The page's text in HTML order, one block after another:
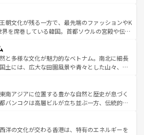
わってほしい。 なお、新着のハワイ情報
ツ一覧を参照してほしい。
ティビティも充実しており、サーフィンやダイ
イキングなど、アウトドア好きにはたまらな
トラリアの多彩な魅力を存分に味わいつくそ
しい。
つな山岳地帯である台湾東部など、都市の喧騒
けさが共存しており、訪れる人に新しい発見と
らしてくれる。また、奥深い台湾の食文化も魅
と評判のスイーツなど、バラエティ豊かな料理
が味わえる。 なお、新着の台湾情報は コンテンツ一覧を参
い。
朝文化が残る一方で、最先端のファッションやK
界を席巻している韓国。首都ソウルの宮殿や伝統
足を延ばせば四季折々の自然美を楽しむことが
して、キムチや焼肉、絶品のストリートフード
ざまな韓国料理が待っている。夜には、韓国な
まれながら、韓国の多彩な魅力を心ゆくまで味
わってみてほしい。 なお、新着の韓国情報はコンテンツ一
てほしい。
と多様な文化が魅力的なベトナム。南北に細長
土には、広大な田園風景や青々とした山々、世
と共に伝統が息づく。ハノイの古い町並みやホ
のフランス統治時代の建物も、独特の雰囲気を
いる。また、バラエティの豊かさとおいしさで
ーやバインミー、ベトナムコーヒーなどは、ぜ
わいたい。どの地域を訪れてもあたたかい人々
南アジアに位置する豊かな自然と歴史が息づく
バンコクは高層ビルが立ち並ぶ一方、伝統的な
差している。北部ではチェンマイなどの山岳地
触れ合い、南部ではプーケットやクラビの美し
洋の文化が交わる香港は、特有のエネルギーを